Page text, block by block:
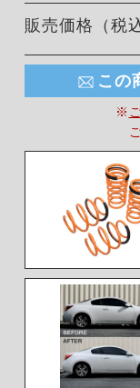
販売価格（税
この
※